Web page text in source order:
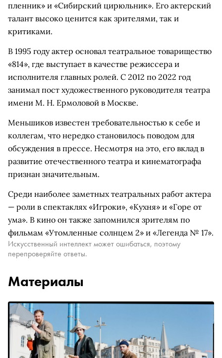
пленник» и «Сибирский цирюльник». Его актерский
талант высоко ценится как зрителями, так и
критиками.
В 1995 году актер основал театральное товарищество
«814», где выступает в качестве режиссера и
исполнителя главных ролей. С 2012 по 2022 год
занимал пост художественного руководителя театра
имени М. Н. Ермоловой в Москве.
Меньшиков известен требовательностью к себе и
коллегам, что нередко становилось поводом для
обсуждения в прессе. Несмотря на это, его вклад в
развитие отечественного театра и кинематографа
признан значительным.
Среди наиболее заметных театральных работ актера
— роли в спектаклях «Игроки», «Кухня» и «Горе от
ума». В кино он также запомнился зрителям по
фильмам «Утомленные солнцем 2» и «Легенда № 17».
Искусственный интеллект может ошибаться, поэтому
перепроверяйте ответы.
Материалы